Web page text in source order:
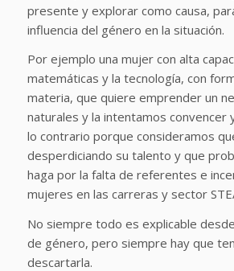
presente y explorar como causa,
influencia del género en la situación.
Por ejemplo una mujer con alta
matemáticas y la tecnología, con
materia, que quiere emprender un
naturales y la intentamos convencer
lo contrario porque consideramos
desperdiciando su talento y que
haga por la falta de referentes e
mujeres en las carreras y sector
No siempre todo es explicable
de género, pero siempre hay que
descartarla.